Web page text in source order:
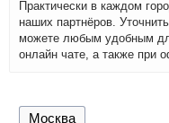
Практически в каждом
наших партнёров.
можете любым удобным
онлайн чате, а также при
Москва